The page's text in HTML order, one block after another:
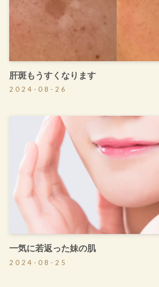
肝斑もうすくなります
2024-08-26
一気に若返った妹の肌
2024-08-25